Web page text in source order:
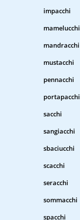
impacchi
mamelucchi
mandracchi
mustacchi
pennacchi
portapacchi
sacchi
sangiacchi
sbaciucchi
scacchi
seracchi
sommacchi
spacchi